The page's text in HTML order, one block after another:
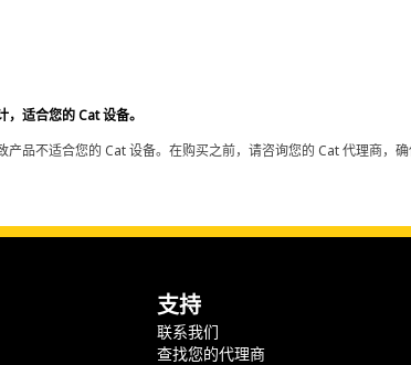
适合您的 Cat 设备。
品不适合您的 Cat 设备。在购买之前，请咨询您的 Cat 代理商，
支持
联系我们
查找您的代理商